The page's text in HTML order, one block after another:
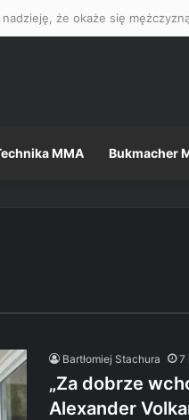
MMA Bukmacher
Bartłomiej Stachura 7
„Za dobrze
Alexander